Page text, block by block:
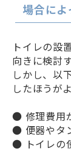
場合に
トイレの設
向きに検討
しかし、以
したほうが
● 修理費用
● 便器やタ
● トイレの